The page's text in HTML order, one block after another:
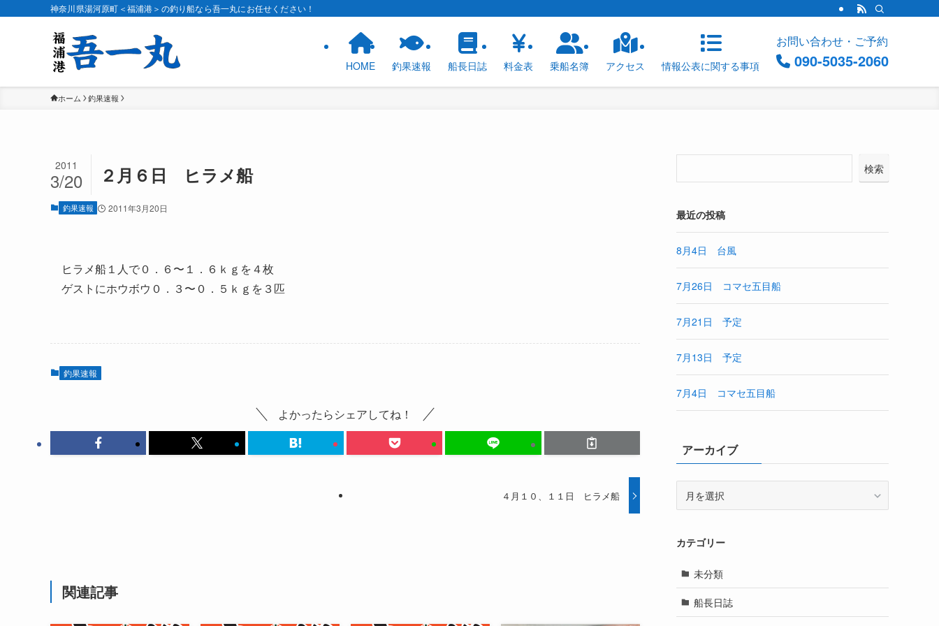
神奈川県湯河原町＜福浦港＞の釣り船なら吾一丸にお任せください！
HOME 釣果速報 船長日誌 料金表 乗船名簿 アクセス 情報公表に関する事項
お問い合わせ・ご予約
090-5035-2060
ホーム 釣果速報
２月６日 ヒラメ船
2011
3/20
釣果速報 2011年3月20日
ヒラメ船１人で０．６〜１．６ｋｇを４枚
ゲストにホウボウ０．３〜０．５ｋｇを３匹
釣果速報
よかったらシェアしてね！
４月１０、１１日 ヒラメ船
関連記事
検索
最近の投稿
8月4日 台風
7月26日 コマセ五目船
7月21日 予定
7月13日 予定
7月4日 コマセ五目船
アーカイブ
ブ
カテゴリー
未分類
船長日誌